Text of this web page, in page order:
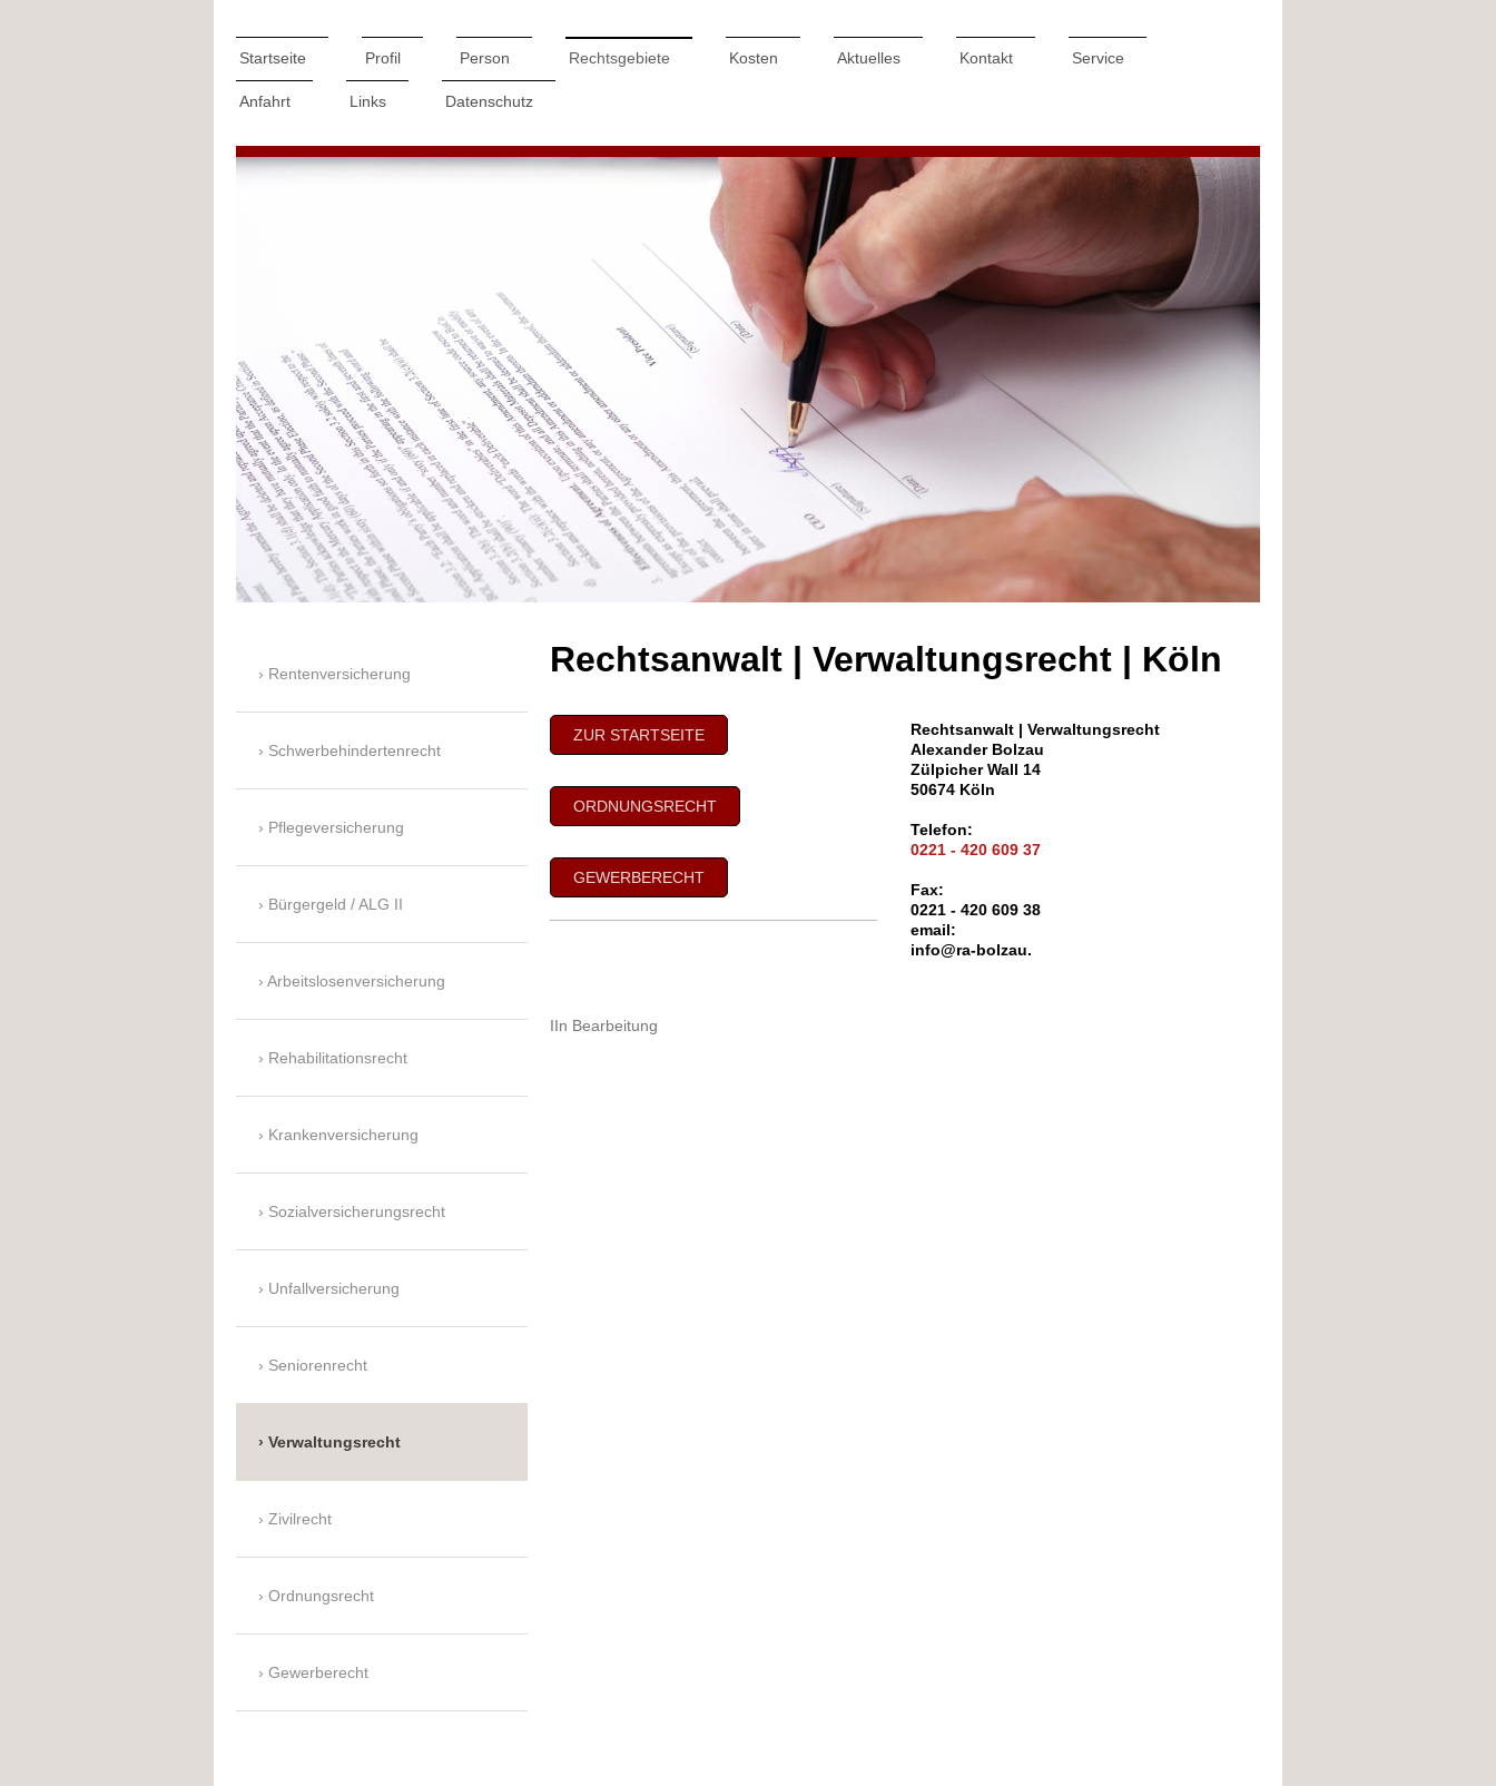
Startseite Profil Person Rechtsgebiete Kosten Aktuelles Kontakt Service
Anfahrt Links Datenschutz
Rechtsanwalt | Verwaltungsrecht | Köln
ZUR STARTSEITE
ORDNUNGSRECHT
GEWERBERECHT
Rechtsanwalt | Verwaltungsrecht
Alexander Bolzau
Zülpicher Wall 14
50674 Köln
Telefon:
0221 - 420 609 37
Fax:
0221 - 420 609 38
email:
info@ra-bolzau.
IIn Bearbeitung
Rentenversicherung
Schwerbehindertenrecht
Pflegeversicherung
Bürgergeld / ALG II
Arbeitslosenversicherung
Rehabilitationsrecht
Krankenversicherung
Sozialversicherungsrecht
Unfallversicherung
Seniorenrecht
Verwaltungsrecht
Zivilrecht
Ordnungsrecht
Gewerberecht